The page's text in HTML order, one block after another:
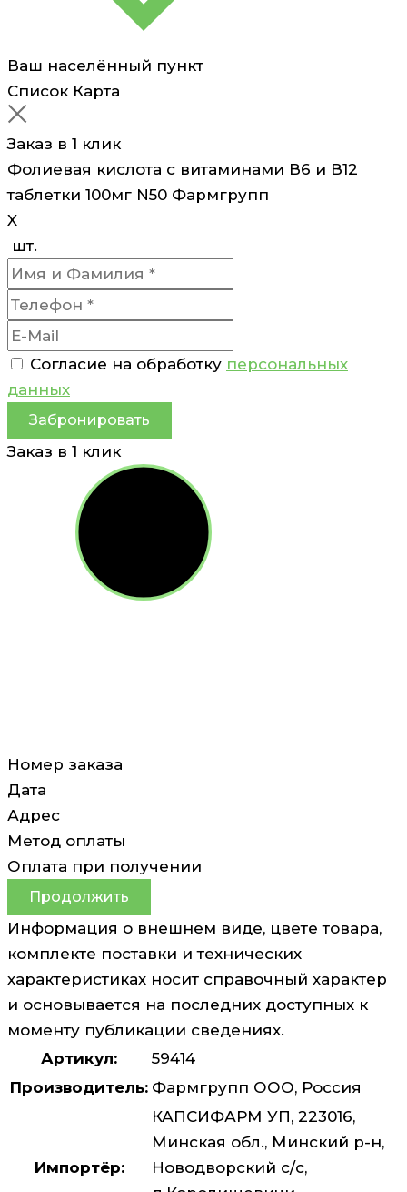
Ваш населённый пункт
Список Карта
Заказ в 1 клик
Фолиевая кислота с витаминами В6 и В12
таблетки 100мг N50 Фармгрупп
X
шт.
Согласие на обработку персональных
данных
Забронировать
Заказ в 1 клик
Номер заказа
Дата
Адрес
Метод оплаты
Оплата при получении
Продолжить
Информация о внешнем виде, цвете товара,
комплекте поставки и технических
характеристиках носит справочный характер
и основывается на последних доступных к
моменту публикации сведениях.
Артикул:
59414
Производитель: Фармгрупп ООО, Россия
Импортёр:
КАПСИФАРМ УП, 223016,
Минская обл., Минский р-н,
Новодворский с/с,